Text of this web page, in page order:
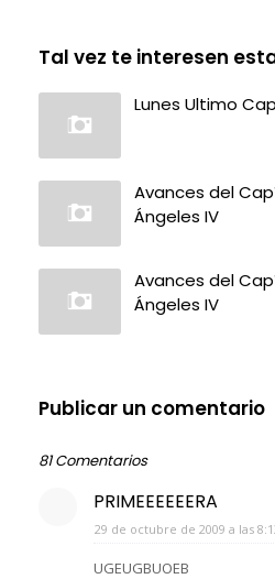
Tal vez te interesen
Lunes Ultimo
Avances del
Ángeles IV
Avances del
Ángeles IV
Publicar un comentario
81 Comentarios
PRIMEEEEEERA
29 de octubre de 2009 a las
UGEUGBUOEB